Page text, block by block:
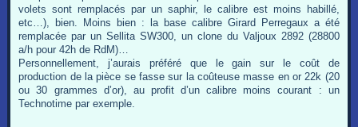
volets sont remplacés par un saphir, le calibre est moins habillé,
etc…), bien. Moins bien : la base calibre Girard Perregaux a été
remplacée par un Sellita SW300, un clone du Valjoux 2892 (28800
a/h pour 42h de RdM)…
Personnellement, j’aurais préféré que le gain sur le coût de
production de la pièce se fasse sur la coûteuse masse en or 22k (20
ou 30 grammes d’or), au profit d’un calibre moins courant : un
Technotime par exemple.